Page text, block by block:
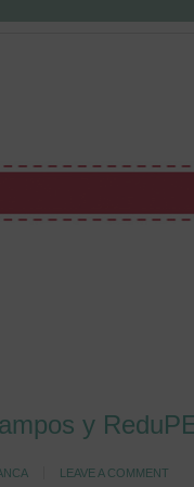
y
LEAVE A COMMENT